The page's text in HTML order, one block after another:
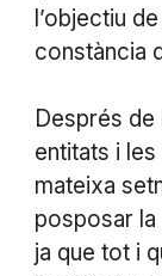
l’objectiu
constància
Després de
entitats i
mateixa
posposar la
ja que tot i